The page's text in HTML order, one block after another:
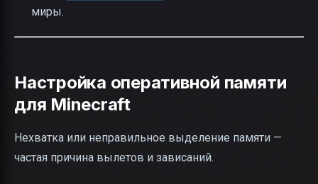
миры.
Настройка оперативной памяти
для Minecraft
Нехватка или неправильное выделение памяти —
частая причина вылетов и зависаний.